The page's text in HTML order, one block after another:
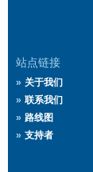
站点链接
关于我们
联系我们
路线图
支持者